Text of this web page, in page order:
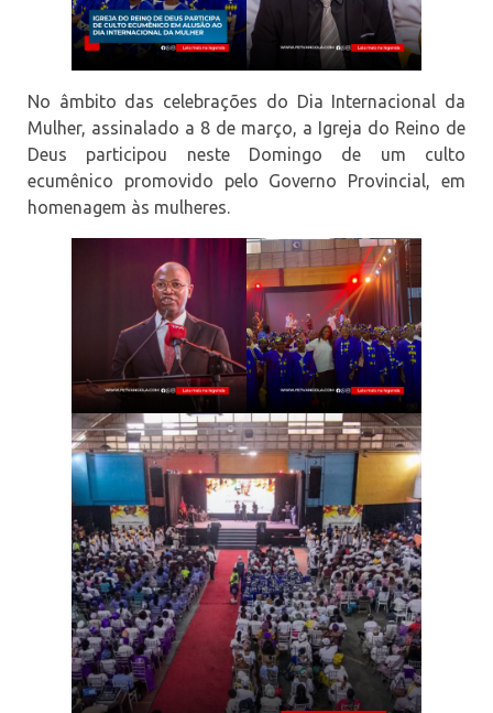
No âmbito das celebrações do Dia Internacional da
Mulher, assinalado a 8 de março, a Igreja do Reino de
Deus participou neste Domingo de um culto
ecumênico promovido pelo Governo Provincial, em
homenagem às mulheres.